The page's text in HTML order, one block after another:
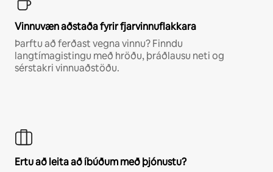
Vinnuvæn aðstaða fyrir fjarvinnuflakkara
Þarftu að ferðast vegna vinnu? Finndu
langtímagistingu með hröðu, þráðlausu neti og
sérstakri vinnuaðstöðu.
Ertu að leita að íbúðum með þjónustu?